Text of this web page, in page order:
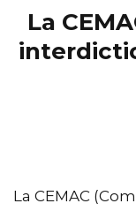
La
La CEMAC